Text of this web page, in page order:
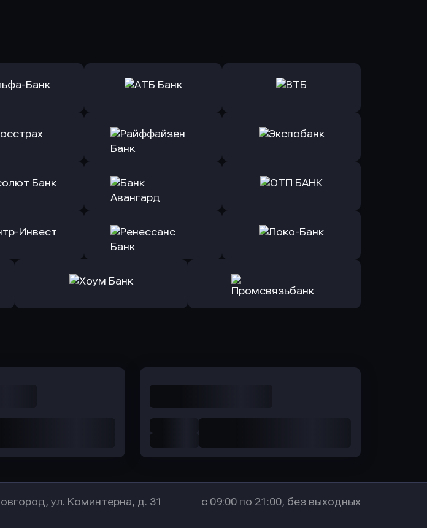
заявку
Банк
Оправить заявку
в АТБ Банк
Оправить заявку
заявку
Оправить заявку
в Райффайзен Банк
Оправить заявку
заявку
Оправить заявку
в Банк Авангард
Оправить заявку
Оправить заявку
в Локо-Банк
ул. Коминтерна, д. 31 с 09:00 по 21:00, без выходных